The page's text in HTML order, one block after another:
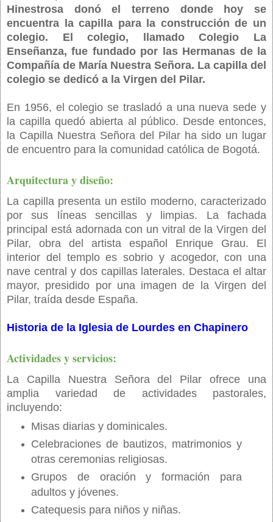
Hinestrosa donó el terreno donde hoy se
encuentra la capilla para la construcción de un
colegio. El colegio, llamado Colegio La
Enseñanza, fue fundado por las Hermanas de la
Compañía de María Nuestra Señora. La capilla del
colegio se dedicó a la Virgen del Pilar.
En 1956, el colegio se trasladó a una nueva sede y
la capilla quedó abierta al público. Desde entonces,
la Capilla Nuestra Señora del Pilar ha sido un lugar
de encuentro para la comunidad católica de Bogotá.
Arquitectura y diseño:
La capilla presenta un estilo moderno, caracterizado
por sus líneas sencillas y limpias. La fachada
principal está adornada con un vitral de la Virgen del
Pilar, obra del artista español Enrique Grau. El
interior del templo es sobrio y acogedor, con una
nave central y dos capillas laterales. Destaca el altar
mayor, presidido por una imagen de la Virgen del
Pilar, traída desde España.
Historia de la Iglesia de Lourdes en Chapinero
Actividades y servicios:
La Capilla Nuestra Señora del Pilar ofrece una
amplia variedad de actividades pastorales,
incluyendo:
Misas diarias y dominicales.
Celebraciones de bautizos, matrimonios y
otras ceremonias religiosas.
Grupos de oración y formación para
adultos y jóvenes.
Catequesis para niños y niñas.